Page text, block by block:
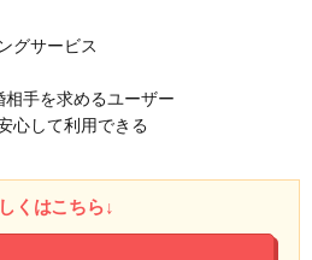
グサービス
手を求めるユーザー
心して利用できる
くはこちら↓